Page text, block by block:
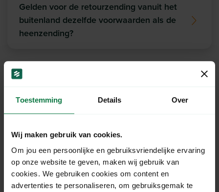
Toestemming Details Over
Wij maken gebruik van cookies.
Om jou een persoonlijke en gebruiksvriendelijke ervaring
op onze website te geven, maken wij gebruik van
cookies. We gebruiken cookies om content en
advertenties te personaliseren, om gebruiksgemak te
Gelden voor de retourzending vanuit het
buitenland dezelfde voorwaarden als de
heenzending?
Ons support team staat
voor je klaar!
Chat
Mail